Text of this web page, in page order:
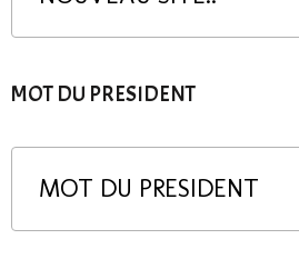
MOT DU PRESIDENT
MOT DU PRESIDENT